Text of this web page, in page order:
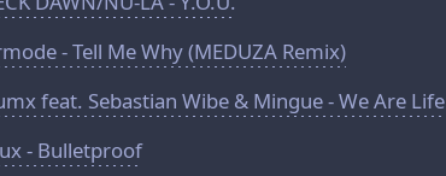
- Tell Me Why (MEDUZA Remix)
feat. Sebastian Wibe & Mingue - We Are Life
- Bulletproof